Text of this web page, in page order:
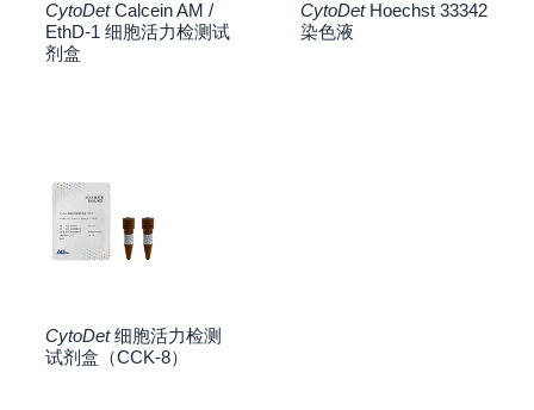
CytoDetCalcein AM /
EthD-1 细胞活力检测试
剂盒
CytoDetHoechst 33342
染色液
CytoDet细胞活力检测
试剂盒（CCK-8）